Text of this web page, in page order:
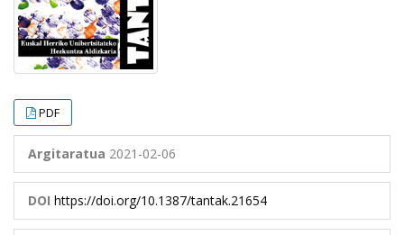
PDF
Argitaratua 2021-02-06
DOI https://doi.org/10.1387/tantak.21654